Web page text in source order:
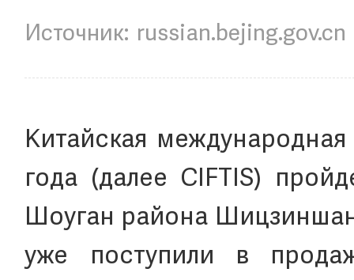
russian.bejing.gov.cn
Китайская
года (далее CIFTIS)
Шоуган района
уже поступили в